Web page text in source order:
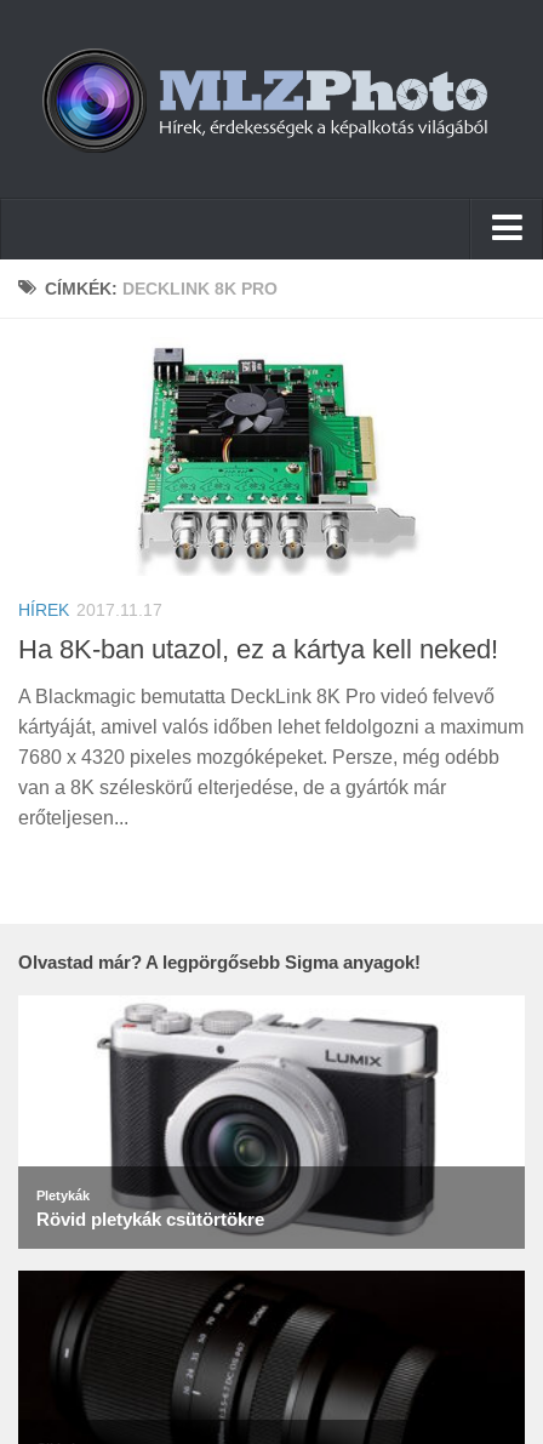
Hírek
Érdekességek
Helyszíni Riport
E-BB
CÍMKÉK: DECKLINK 8K PRO
HÍREK 2017.11.17
Ha 8K-ban utazol, ez a kártya kell neked!
A Blackmagic bemutatta DeckLink 8K Pro videó felvevő
kártyáját, amivel valós időben lehet feldolgozni a maximum
7680 x 4320 pixeles mozgóképeket. Persze, még odébb
van a 8K széleskörű elterjedése, de a gyártók már
erőteljesen...
Olvastad már? A legpörgősebb Sigma anyagok!